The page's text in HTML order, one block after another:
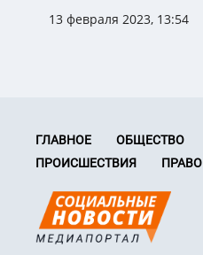
13 февраля 2023, 13:54
ГЛАВНОЕ ОБЩЕСТВО
ПРОИСШЕСТВИЯ
ПРАВО